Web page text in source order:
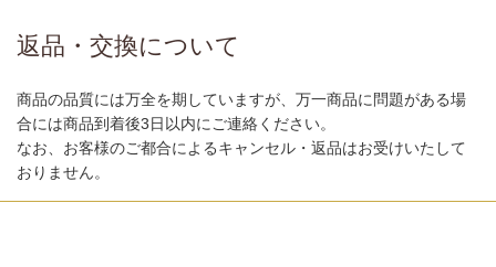
返品・交換について
商品の品質には万全を期していますが、万一商品に問題がある場
合には商品到着後3日以内にご連絡ください。
なお、お客様のご都合によるキャンセル・返品はお受けいたして
おりません。